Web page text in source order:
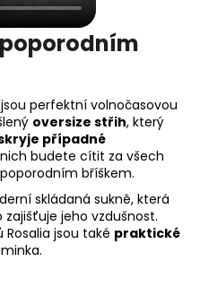
perfektní volnočasovou
oversize střih, který
případné
budete cítit za všech
bříškem.
skládaná sukně, která
jeho vzdušnost.
jsou také praktické